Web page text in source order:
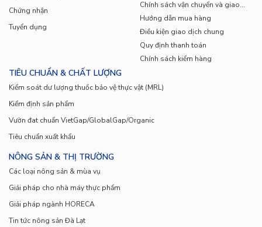
Chứng nhận
Tuyển dụng
Chính sách vận chuyển và giao
nhận
Hướng dẫn mua hàng
Điều kiện giao dịch chung
Quy định thanh toán
Chính sách kiểm hàng
TIÊU CHUẨN & CHẤT LƯỢNG
Kiểm soát dư lượng thuốc bảo vệ thực vật (MRL)
Kiểm định sản phẩm
Vườn đat chuẩn VietGap/GlobalGap/Organic
Tiêu chuẩn xuất khẩu
NÔNG SẢN & THỊ TRƯỜNG
Các loại nông sản & mùa vụ
Giải pháp cho nhà máy thực phẩm
Giải pháp ngành HORECA
Tin tức nông sản Đà Lạt